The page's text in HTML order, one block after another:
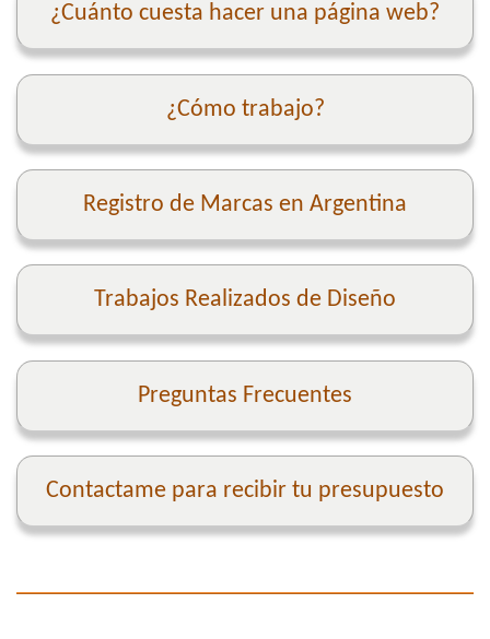
¿Cuánto cuesta hacer una página web?
¿Cómo trabajo?
Registro de Marcas en Argentina
Trabajos Realizados de Diseño
Preguntas Frecuentes
Contactame para recibir tu presupuesto